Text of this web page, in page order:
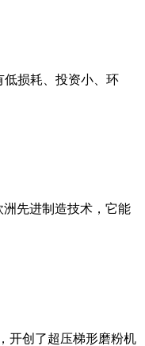
低损耗、投资小、环
先进制造技术，它能
开创了超压梯形磨粉机